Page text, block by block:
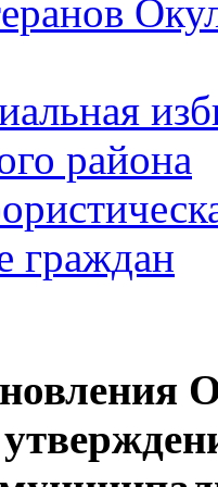
района
граждан